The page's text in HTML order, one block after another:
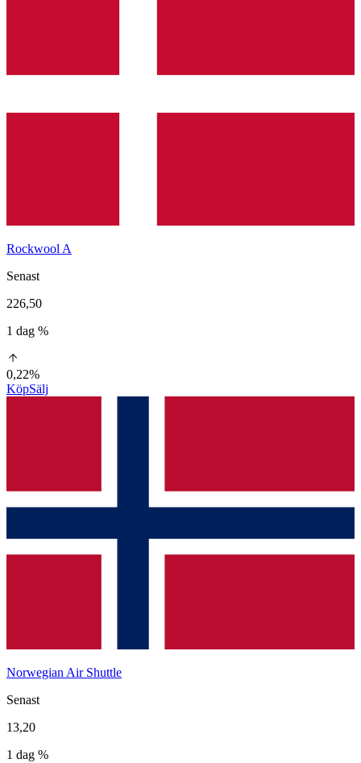
Rockwool A
Senast
226,50
1 dag %
0,22%
KöpSälj
Norwegian Air Shuttle
Senast
13,20
1 dag %